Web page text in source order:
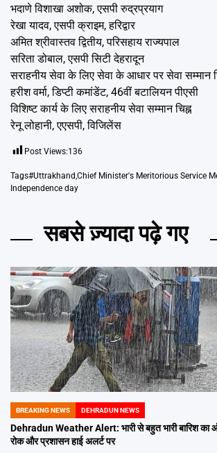
भदाणे विशाखा अशोक, एसपी रुद्रप्रयाग
रेखा यादव, एसपी क्राइम, हरिद्वार
अमित श्रीवास्तव द्वितीय, परिसहाय राज्यपाल
सरिता डोबाल, एसपी सिटी देहरादून
सराहनीय सेवा के लिए सेवा के आधार पर सेवा सम्मान
हरीश वर्मा, डिप्टी कमांडेंट, 46वीं बटालियन पीएसी
विशिष्ट कार्य के लिए सराहनीय सेवा सम्मान चिह्न
रेनू लोहानी, एएसपी, विजिलेंस
Post Views:136
Tags#Uttrakhand,Chief Minister's Meritorious Service
Independence day
सबसे ज़्यादा पढ़े गए
POSTED
IN
BREAKING NEWS DEHRADUN NEWS
Dehradun Weather Alert: भारी से बहुत भारी बारिश का
रोक और प्रशासन हाई अलर्ट पर